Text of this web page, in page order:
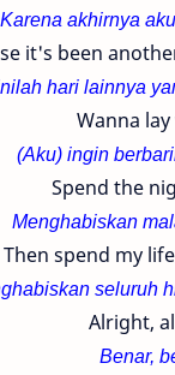
Karena akhirnya
it's been
hari lainnya
Wanna
(Aku) ingin
Spend the
Menghabiskan
Then spend my
seluruh
Alright,
Benar,